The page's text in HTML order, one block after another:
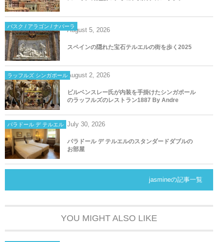
バスク / アラゴン / ナバーラAugust 5, 2026
スペインの隠れた宝石テルエルの街を歩く2025
ラッフルズ シンガポールAugust 2, 2026
ビルベンスレー氏が内装を手掛けたシンガポール
のラッフルズのレストラン1887 By Andre
パラドール デ テルエル July 30, 2026
パラドール デ テルエルのスタンダードダブルの
お部屋
jasmineの記事一覧
YOU MIGHT ALSO LIKE